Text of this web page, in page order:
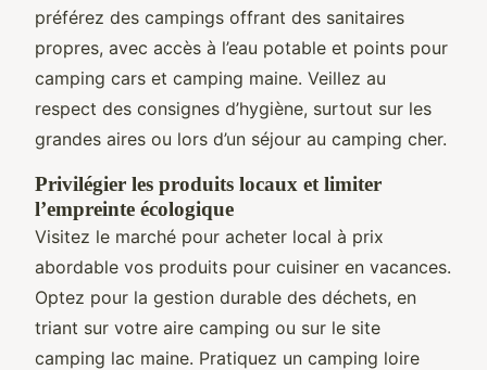
préférez des campings offrant des sanitaires
propres, avec accès à l’eau potable et points pour
camping cars et camping maine. Veillez au
respect des consignes d’hygiène, surtout sur les
grandes aires ou lors d’un séjour au camping cher.
Privilégier les produits locaux et limiter
l’empreinte écologique
Visitez le marché pour acheter local à prix
abordable vos produits pour cuisiner en vacances.
Optez pour la gestion durable des déchets, en
triant sur votre aire camping ou sur le site
camping lac maine. Pratiquez un camping loire